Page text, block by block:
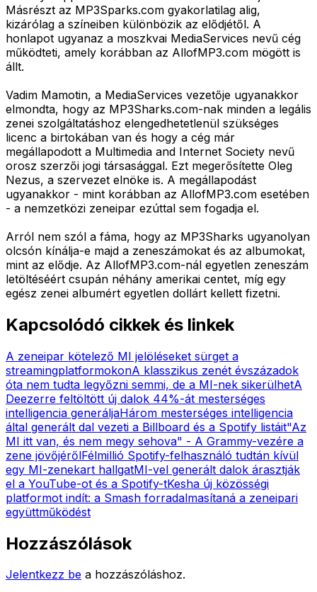
Másrészt az MP3Sparks.com gyakorlatilag alig,
kizárólag a színeiben különbözik az elődjétől. A
honlapot ugyanaz a moszkvai MediaServices nevű cég
működteti, amely korábban az AllofMP3.com mögött is
állt.
Vadim Mamotin, a MediaServices vezetője ugyanakkor
elmondta, hogy az MP3Sharks.com-nak minden a legális
zenei szolgáltatáshoz elengedhetetlenül szükséges
licenc a birtokában van és hogy a cég már
megállapodott a Multimedia and Internet Society nevű
orosz szerzői jogi társasággal. Ezt megerősítette Oleg
Nezus, a szervezet elnöke is. A megállapodást
ugyanakkor - mint korábban az AllofMP3.com esetében
- a nemzetközi zeneipar ezúttal sem fogadja el.
Arról nem szól a fáma, hogy az MP3Sharks ugyanolyan
olcsón kínálja-e majd a zeneszámokat és az albumokat,
mint az elődje. Az AllofMP3.com-nál egyetlen zeneszám
letöltéséért csupán néhány amerikai centet, míg egy
egész zenei albumért egyetlen dollárt kellett fizetni.
Kapcsolódó cikkek és linkek
A zeneipar kötelező MI jelöléseket sürget a
streamingplatformokonA klasszikus zenét évszázadok
óta nem tudta legyőzni semmi, de a MI-nek sikerülhetA
Deezerre feltöltött új dalok 44%-át mesterséges
intelligencia generáljaHárom mesterséges intelligencia
által generált dal vezeti a Billboard és a Spotify listáit"Az
MI itt van, és nem megy sehova" - A Grammy-vezére a
zene jövőjérőlFélmillió Spotify-felhasználó tudtán kívül
egy MI-zenekart hallgatMI-vel generált dalok árasztják
el a YouTube-ot és a Spotify-tKesha új közösségi
platformot indít: a Smash forradalmasítaná a zeneipari
együttműködést
Hozzászólások
Jelentkezz be a hozzászóláshoz.